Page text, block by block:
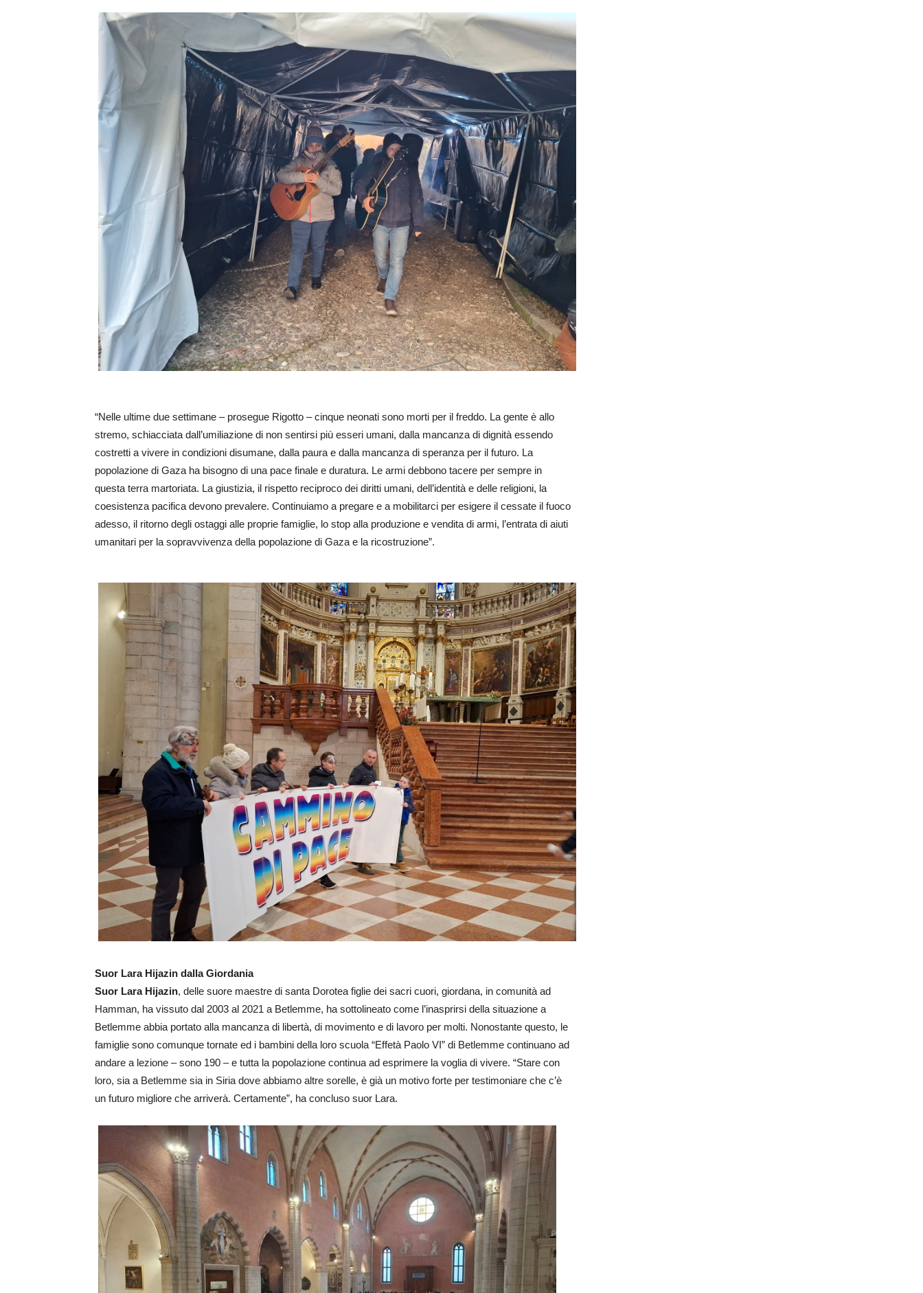
“Nelle ultime due settimane – prosegue Rigotto – cinque neonati sono morti per il freddo. La gente è allo
stremo, schiacciata dall’umiliazione di non sentirsi più esseri umani, dalla mancanza di dignità essendo
costretti a vivere in condizioni disumane, dalla paura e dalla mancanza di speranza per il futuro. La
popolazione di Gaza ha bisogno di una pace finale e duratura. Le armi debbono tacere per sempre in
questa terra martoriata. La giustizia, il rispetto reciproco dei diritti umani, dell’identità e delle religioni, la
coesistenza pacifica devono prevalere. Continuiamo a pregare e a mobilitarci per esigere il cessate il fuoco
adesso, il ritorno degli ostaggi alle proprie famiglie, lo stop alla produzione e vendita di armi, l’entrata di aiuti
umanitari per la sopravvivenza della popolazione di Gaza e la ricostruzione”.
Suor Lara Hijazin dalla Giordania
Suor Lara Hijazin, delle suore maestre di santa Dorotea figlie dei sacri cuori, giordana, in comunità ad
Hamman, ha vissuto dal 2003 al 2021 a Betlemme, ha sottolineato come l’inasprirsi della situazione a
Betlemme abbia portato alla mancanza di libertà, di movimento e di lavoro per molti. Nonostante questo, le
famiglie sono comunque tornate ed i bambini della loro scuola “Effetà Paolo VI” di Betlemme continuano ad
andare a lezione – sono 190 – e tutta la popolazione continua ad esprimere la voglia di vivere. “Stare con
loro, sia a Betlemme sia in Siria dove abbiamo altre sorelle, è già un motivo forte per testimoniare che c’è
un futuro migliore che arriverà. Certamente”, ha concluso suor Lara.